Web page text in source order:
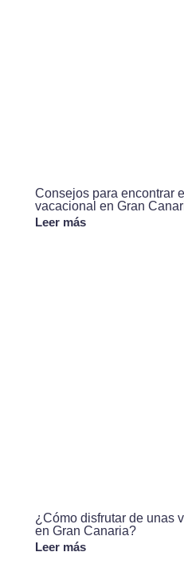
Consejos para encontrar
vacacional en Gran
Leer más
¿Cómo disfrutar de unas
en Gran Canaria?
Leer más